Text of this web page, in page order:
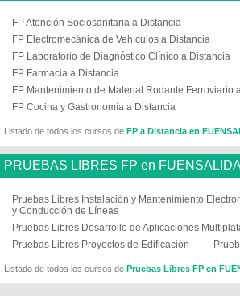
FP Atención Sociosanitaria a Distancia
FP Electromecánica de Vehículos a Distancia
FP Laboratorio de Diagnóstico Clínico a Distancia
FP Farmacia a Distancia
FP Mantenimiento de Material Rodante Ferroviario
FP Cocina y Gastronomía a Distancia
Listado de todos los cursos de FP a Distancia en
PRUEBAS LIBRES FP en FUENSALIDA
Pruebas Libres Instalación y Mantenimiento
y Conducción de Líneas
Pruebas Libres Desarrollo de Aplicaciones
Pruebas Libres Proyectos de Edificación
Listado de todos los cursos de Pruebas Libres FP en